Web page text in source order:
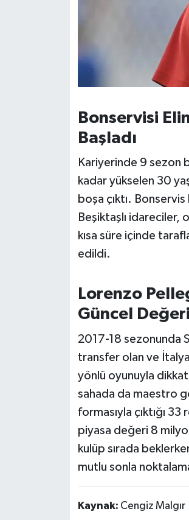
Bonservisi
Başladı
Kariyerinde 9 sezon
kadar yükselen 30
boşa çıktı.
Beşiktaşlı idareciler,
kısa süre içinde
edildi.
Lorenzo
Güncel Değeri
2017-18 sezonunda
transfer olan ve İtalya
yönlü oyunuyla
sahada da maestro
formasıyla çıktığı
piyasa değeri 8
kulüp sırada
mutlu sonla
Kaynak: Cengiz Malgır